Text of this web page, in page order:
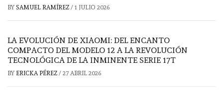
BY SAMUEL RAMÍREZ / 1 JULIO 2026
LA EVOLUCIÓN DE XIAOMI: DEL ENCANTO
COMPACTO DEL MODELO 12 A LA REVOLUCIÓN
TECNOLÓGICA DE LA INMINENTE SERIE 17T
BY ERICKA PÉREZ / 27 ABRIL 2026